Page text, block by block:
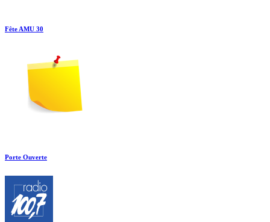
Fête AMU 30
Porte Ouverte